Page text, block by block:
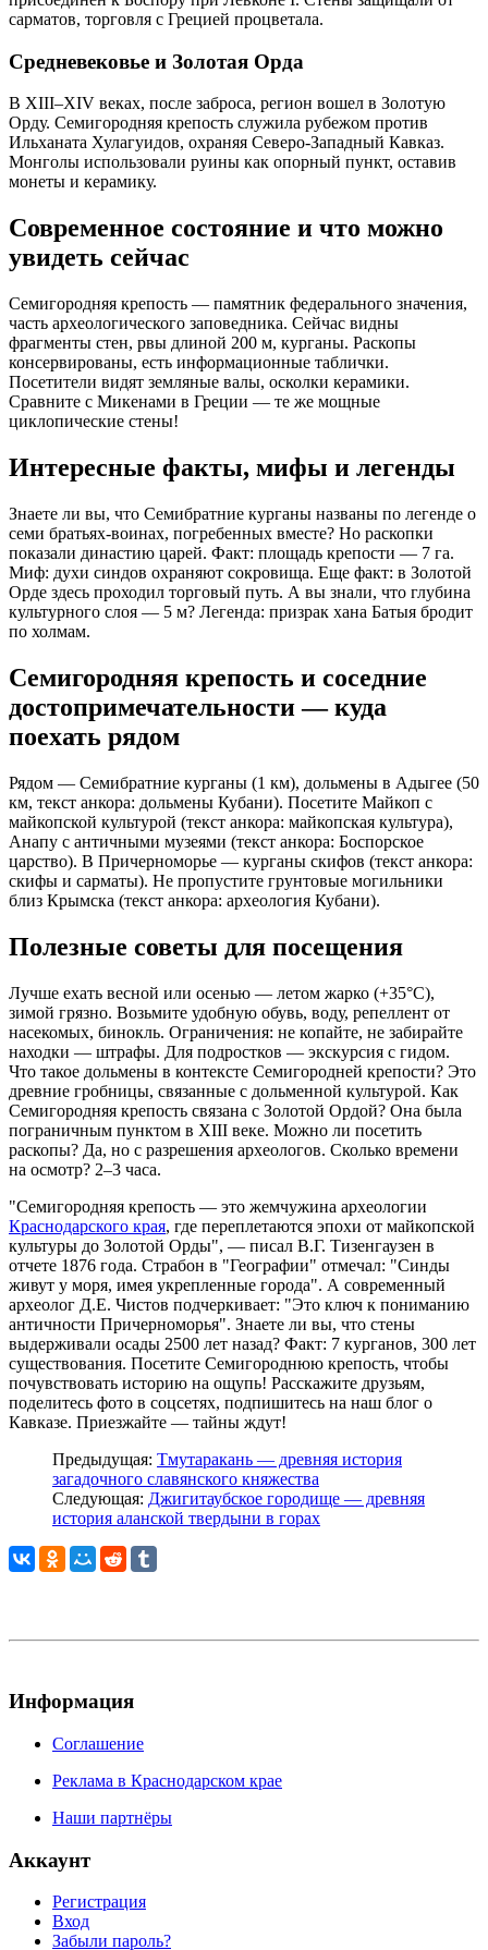
сарматов, торговля с Грецией процветала.
Средневековье и Золотая Орда
В XIII–XIV веках, после заброса, регион вошел в Золотую
Орду. Семигородняя крепость служила рубежом против
Ильханата Хулагуидов, охраняя Северо-Западный Кавказ.
Монголы использовали руины как опорный пункт, оставив
монеты и керамику.
Современное состояние и что можно
увидеть сейчас
Семигородняя крепость — памятник федерального значения,
часть археологического заповедника. Сейчас видны
фрагменты стен, рвы длиной 200 м, курганы. Раскопы
консервированы, есть информационные таблички.
Посетители видят земляные валы, осколки керамики.
Сравните с Микенами в Греции — те же мощные
циклопические стены!
Интересные факты, мифы и легенды
Знаете ли вы, что Семибратние курганы названы по легенде о
семи братьях-воинах, погребенных вместе? Но раскопки
показали династию царей. Факт: площадь крепости — 7 га.
Миф: духи синдов охраняют сокровища. Еще факт: в Золотой
Орде здесь проходил торговый путь. А вы знали, что глубина
культурного слоя — 5 м? Легенда: призрак хана Батыя бродит
по холмам.
Семигородняя крепость и соседние
достопримечательности — куда
поехать рядом
Рядом — Семибратние курганы (1 км), дольмены в Адыгее (50
км, текст анкора: дольмены Кубани). Посетите Майкоп с
майкопской культурой (текст анкора: майкопская культура),
Анапу с античными музеями (текст анкора: Боспорское
царство). В Причерноморье — курганы скифов (текст анкора:
скифы и сарматы). Не пропустите грунтовые могильники
близ Крымска (текст анкора: археология Кубани).
Полезные советы для посещения
Лучше ехать весной или осенью — летом жарко (+35°C),
зимой грязно. Возьмите удобную обувь, воду, репеллент от
насекомых, бинокль. Ограничения: не копайте, не забирайте
находки — штрафы. Для подростков — экскурсия с гидом.
Что такое дольмены в контексте Семигородней крепости? Это
древние гробницы, связанные с дольменной культурой. Как
Семигородняя крепость связана с Золотой Ордой? Она была
пограничным пунктом в XIII веке. Можно ли посетить
раскопы? Да, но с разрешения археологов. Сколько времени
на осмотр? 2–3 часа.
Краснодарского края, где переплетаются эпохи от майкопской
культуры до Золотой Орды", — писал В.Г. Тизенгаузен в
отчете 1876 года. Страбон в "Географии" отмечал: "Синды
живут у моря, имея укрепленные города". А современный
археолог Д.Е. Чистов подчеркивает: "Это ключ к пониманию
античности Причерноморья". Знаете ли вы, что стены
выдерживали осады 2500 лет назад? Факт: 7 курганов, 300 лет
существования. Посетите Семигороднюю крепость, чтобы
почувствовать историю на ощупь! Расскажите друзьям,
поделитесь фото в соцсетях, подпишитесь на наш блог о
Кавказе. Приезжайте — тайны ждут!
Предыдущая: Тмутаракань — древняя история
загадочного славянского княжества
Следующая: Джигитаубское городище — древняя
история аланской твердыни в горах
Информация
Соглашение
Реклама в Краснодарском крае
Наши партнёры
Аккаунт
Регистрация
Вход
Забыли пароль?